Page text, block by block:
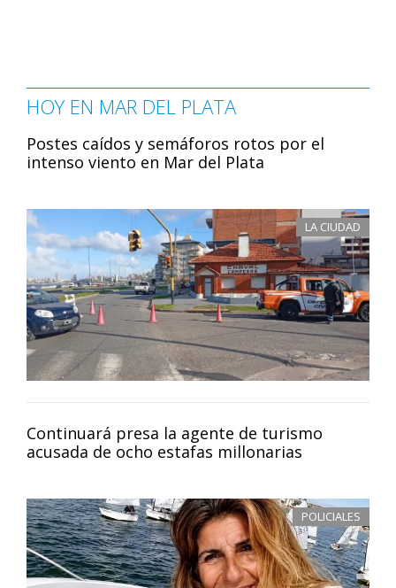
HOY EN MAR DEL PLATA
Postes caídos y semáforos rotos por el
intenso viento en Mar del Plata
LA CIUDAD
Continuará presa la agente de turismo
acusada de ocho estafas millonarias
POLICIALES